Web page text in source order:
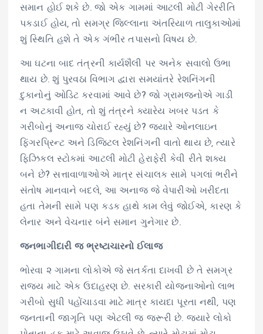
સમાન હોઈ શકે છે. જો એક ગામમાં આટલી મોટી ગેરરીતિ
પકડાઈ હોય, તો સમગ્ર જિલ્લાના અંતરિયાળ તાલુકાઓમાં
શું સ્થિતિ હશે તે એક ગંભીર તપાસનો વિષય છે.
આ ઘટના બાદ તંત્રની કાર્યશૈલી પર અનેક સવાલો ઉભા
થાય છે. શું પુરવઠા વિભાગ દ્વારા સમયાંતરે રેશનિંગની
દુકાનોનું ઓડિટ કરવામાં આવે છે? જો ગ્રામજનોએ ગાડી
ન અટકાવી હોત, તો શું તંત્રને ક્યારેય ખબર પડત કે
ગરીબોનું અનાજ ચોરાઈ રહ્યું છે? જ્યારે ઓનલાઇન
ફિંગરપ્રિન્ટ અને ડિજિટલ રેશનિંગની વાતો થાય છે, ત્યારે
ફિઝિકલ સ્ટોકમાં આટલી મોટી હેરાફેરી કેવી રીતે શક્ય
બને છે? સત્તાવાળાઓએ માત્ર સંચાલક સામે પગલાં ભરીને
સંતોષ માનવાને બદલે, આ અનાજ જે વેપારીઓ ખરીદતા
હતા તેમની સામે પણ કડક હાથે કામ લેવું જોઈએ, કારણ કે
લેનાર અને વેચનાર બંને સમાન ગુનેગાર છે.
જનભાગીદારી જ ભ્રષ્ટાચારનો ઈલાજ
ભોરવા ૨ ગામના લોકોએ જે સતર્કતા દાખવી છે તે સમગ્ર
રાજ્ય માટે એક ઉદાહરણ છે. સરકારી યોજનાઓનો લાભ
ગરીબો સુધી પહોંચાડવા માટે માત્ર કાયદા પૂરતા નથી, પણ
જનતાની જાગૃતિ પણ એટલી જ જરૂરી છે. જ્યારે લોકો